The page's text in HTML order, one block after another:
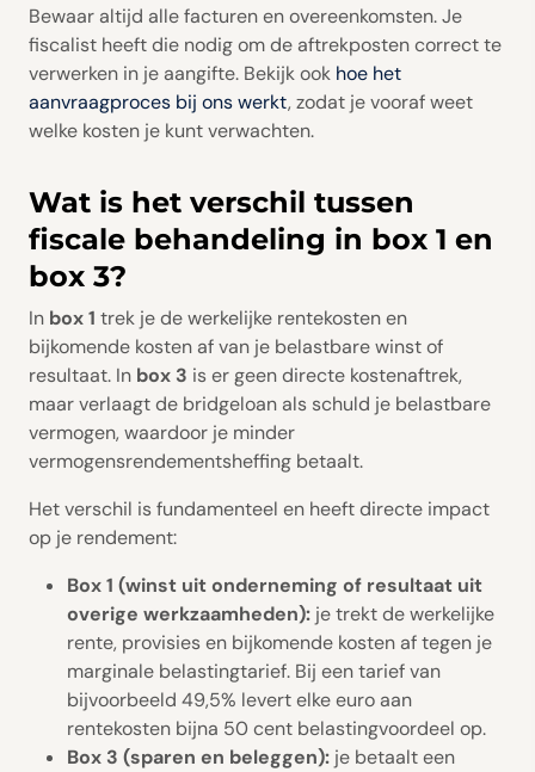
Bewaar altijd alle facturen en overeenkomsten. Je
fiscalist heeft die nodig om de aftrekposten correct te
verwerken in je aangifte. Bekijk ook hoe het
aanvraagproces bij ons werkt, zodat je vooraf weet
welke kosten je kunt verwachten.
Wat is het verschil tussen
fiscale behandeling in box 1 en
box 3?
In box 1 trek je de werkelijke rentekosten en
bijkomende kosten af van je belastbare winst of
resultaat. In box 3 is er geen directe kostenaftrek,
maar verlaagt de bridgeloan als schuld je belastbare
vermogen, waardoor je minder
vermogensrendementsheffing betaalt.
Het verschil is fundamenteel en heeft directe impact
op je rendement:
Box 1 (winst uit onderneming of resultaat uit
overige werkzaamheden): je trekt de werkelijke
rente, provisies en bijkomende kosten af tegen je
marginale belastingtarief. Bij een tarief van
bijvoorbeeld 49,5% levert elke euro aan
rentekosten bijna 50 cent belastingvoordeel op.
Box 3 (sparen en beleggen): je betaalt een